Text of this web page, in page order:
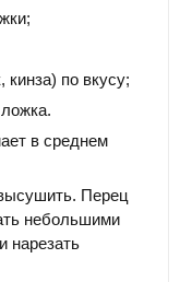
кинза) по вкусу;
в среднем
Перец
небольшими
нарезать